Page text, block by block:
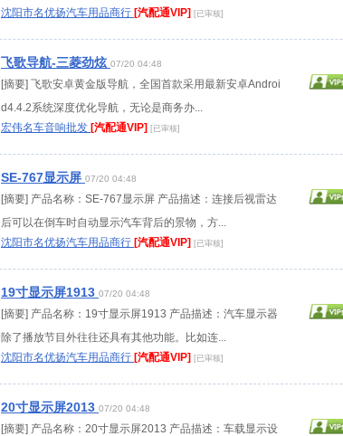
沈阳市名优扬汽车用品商行 [汽配通VIP] [已审核]
飞歌导航-三菱劲炫 07/20 04:48
[摘要] 飞歌安卓黄金版导航，全国首款采用最新安卓Androi
d4.4.2系统深度优化导航，无论是商务办...
宏伟名车音响批发 [汽配通VIP] [已审核]
SE-767显示屏 07/20 04:48
[摘要] 产品名称：SE-767显示屏 产品描述：连接后视雷达
后可以在倒车时自动显示汽车背后的景物，方...
沈阳市名优扬汽车用品商行 [汽配通VIP] [已审核]
19寸显示屏1913 07/20 04:48
[摘要] 产品名称：19寸显示屏1913 产品描述：汽车显示器
除了播放节目外往往还具有其他功能。比如连...
沈阳市名优扬汽车用品商行 [汽配通VIP] [已审核]
20寸显示屏2013 07/20 04:48
[摘要] 产品名称：20寸显示屏2013 产品描述：车载显示设